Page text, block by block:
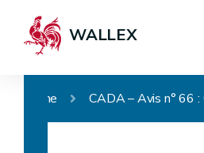
WALLEX
Home